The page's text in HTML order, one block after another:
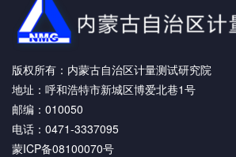
版权所有：内蒙古自治区计量测试研究院
地址：呼和浩特市新城区博爱北巷1号
邮编：010050
电话：0471-3337095
蒙ICP备08100070号